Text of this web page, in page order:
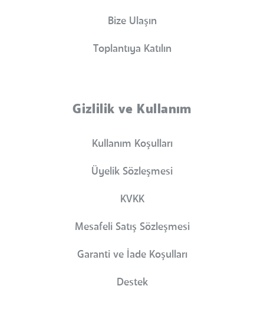
Bize Ulaşın
Toplantıya Katılın
Gizlilik ve Kullanım
Kullanım Koşulları
Üyelik Sözleşmesi
KVKK
Mesafeli Satış Sözleşmesi
Garanti ve İade Koşulları
Destek